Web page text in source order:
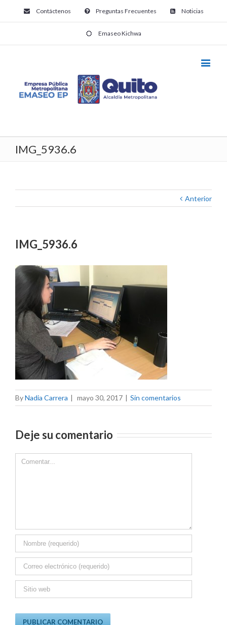
Contáctenos Preguntas Frecuentes Noticias
Emaseo Kichwa
IMG_5936.6
Anterior
IMG_5936.6
ByNadia Carrera | mayo 30, 2017 | Sin comentarios
Deje su comentario
Comment